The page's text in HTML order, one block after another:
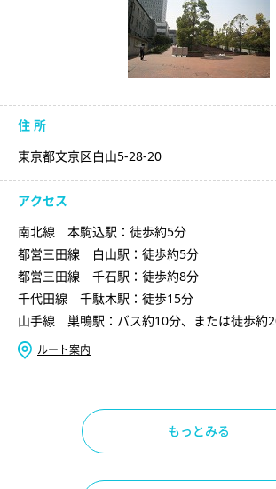
住 所
東京都文京区白山5-28-20
アクセス
南北線 本駒込駅：徒歩約5分
都営三田線 白山駅：徒歩約5分
都営三田線 千石駅：徒歩約8分
千代田線 千駄木駅：徒歩15分
山手線 巣鴨駅：バス約10分、または徒歩約
ルート案内
もっとみる